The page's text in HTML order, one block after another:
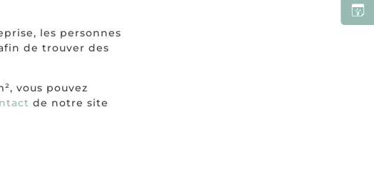
les personnes
de trouver des
vous pouvez
de notre site